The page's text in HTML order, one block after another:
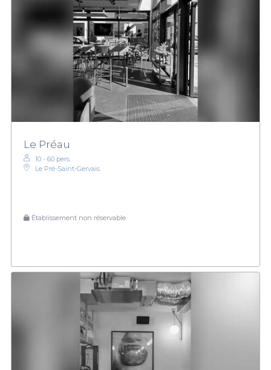
Le Préau
10 - 60 pers.
Le Pré-Saint-Gervais
Établissement non réservable